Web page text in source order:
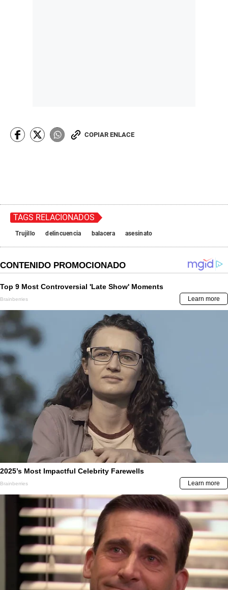
COPIAR ENLACE
TAGS RELACIONADOS
Trujillo delincuencia balacera asesinato